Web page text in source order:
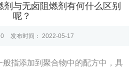
剂与无卤阻燃剂有何什么区别
呢？
发布时间： 2022-05-17
般指添加到聚合物中的配方中，具